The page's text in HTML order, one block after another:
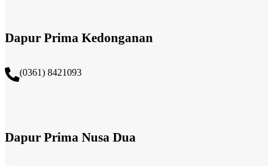
Dapur Prima Kedonganan
(0361) 8421093
Dapur Prima Nusa Dua